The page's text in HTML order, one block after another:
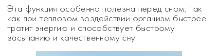
Эта функция особенно полезна перед сном, так
как при тепловом воздействии организм быстрее
тратит энергию и способствует быстрому
засыпанию и качественному сну.